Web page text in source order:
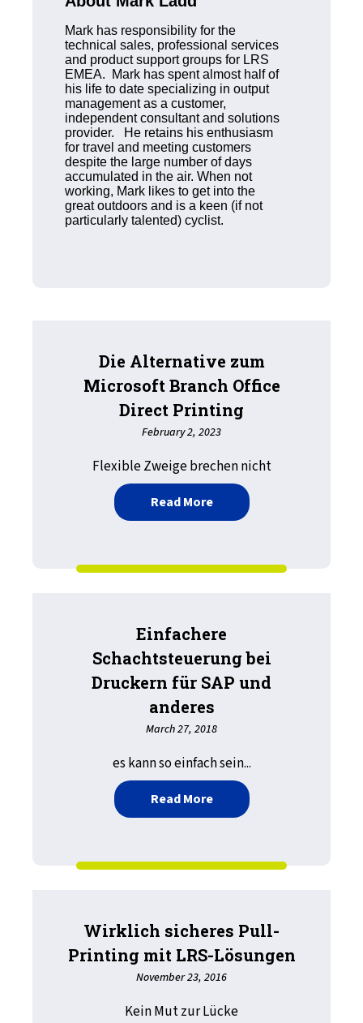
Mark has responsibility for the
technical sales, professional services
and product support groups for LRS
EMEA. Mark has spent almost half of
his life to date specializing in output
management as a customer,
independent consultant and solutions
provider. He retains his enthusiasm
for travel and meeting customers
despite the large number of days
accumulated in the air. When not
working, Mark likes to get into the
great outdoors and is a keen (if not
particularly talented) cyclist.
Die Alternative zum
Microsoft Branch Office
Direct Printing
February 2, 2023
Flexible Zweige brechen nicht
Read Moreabout Die Alternative
Einfachere
Schachtsteuerung bei
Druckern für SAP und
anderes
March 27, 2018
es kann so einfach sein...
Read Moreabout Einfachere
Wirklich sicheres Pull-
Printing mit LRS-Lösungen
November 23, 2016
Kein Mut zur Lücke